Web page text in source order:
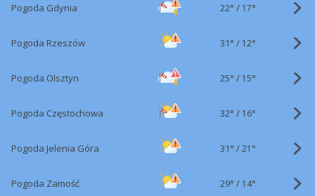
Pogoda Gdynia 22° / 17°
Pogoda Rzeszów 31° / 12°
Pogoda Olsztyn 25° / 15°
Pogoda Częstochowa 32° / 16°
Pogoda Jelenia Góra 31° /21°
Pogoda Zamość 29° / 14°